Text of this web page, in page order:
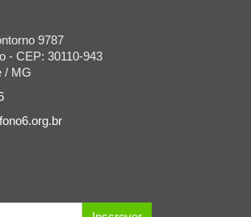
9787
- CEP: 30110-943
/ MG